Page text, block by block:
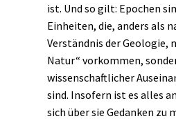
ist. Und so gilt: Epochen
Einheiten, die, anders als
Verständnis der Geologie,
Natur“ vorkommen,
wissenschaftlicher
sind. Insofern ist es alles
sich über sie Gedanken zu